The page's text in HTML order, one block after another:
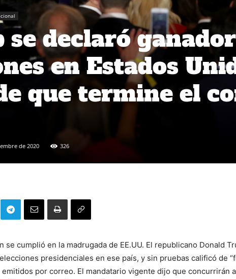
declaró
en Estados
que termine el
de 2020 326
se cumplió en la madrugada de EE.UU. El republicano Donald
presidenciales en ese país, y sin pruebas calificó de
por correo. El mandatario vigente dijo que concurrirán